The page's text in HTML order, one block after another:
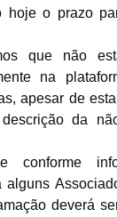
hoje o prazo
que não
na
apesar de
da
conforme
alguns
deverá